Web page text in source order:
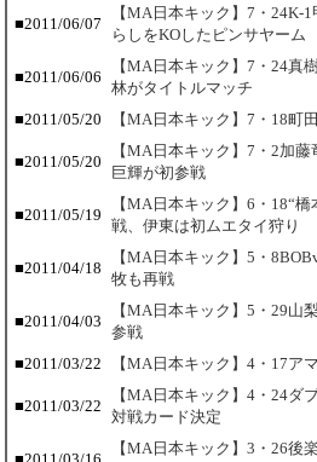
■2011/06/07
【MA日本キック】7・24K-
らしをKOしたピンサヤーム
■2011/06/06
【MA日本キック】7・24真
林がタイトルマッチ
■2011/05/20 【MA日本キック】7・18町
■2011/05/20
【MA日本キック】7・2加
巨輝が初参戦
■2011/05/19
【MA日本キック】6・18“
戦、伊東は初ムエタイ狩り
■2011/04/18
【MA日本キック】5・
牧も再戦
■2011/04/03
【MA日本キック】5・29山
参戦
■2011/03/22 【MA日本キック】4・17ア
■2011/03/22
【MA日本キック】4・24ダ
対戦カード決定
【MA日本キック】3・26後